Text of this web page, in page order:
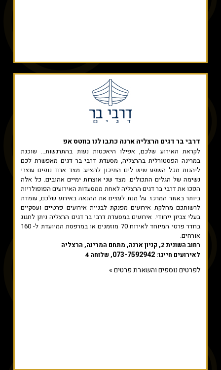
דרבי בר דגים הרצליה ארנה כתבו לנו בווטס אפ
לקראת האירוע שלכם, אפילו היאכטות נעות בהתרגשות... שוכנת
במרינה הפסטורלית בהרצליה, מסעדת דרבי בר דגים מאפשרת לכם
ליהנות מכל השפע שיש לים התיכון להציע: מצד אחד נופים עוצרי
נשימה של הגלים התכולים. מצד שני אוצרות ימיים אהובים. כל אלה
הפכו את דרבי בר דגים הרצליה לאחת ממסעדות האירועים הפופולריות
ביותר באזור המרכז. על מנת לעצים את ההנאה באירוע שלכם, עומדת
לרשותכם מחלקת אירועים מפנקת לבניית אירועים פרטיים ועסקיים
בעלי צביון ייחודי. אירועים במסעדת דרבי בר דגים הרצליה ניתן לחגוג
בחדר פרטי המיוחד לאירוח 70 מוזמנים או במרפסת המיועדת ל- 160
אורחים.
רחוב השונית 2, קניון ארנה, מתחם המרינה, הרצליה
לאירועים חייגו: 073-7592942, שלוחה 4
לפרטים נוספים והשארת פרטים »